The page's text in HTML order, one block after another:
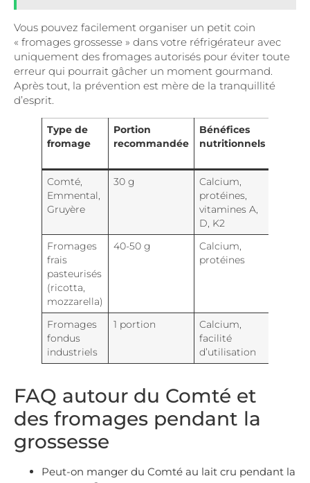
Vous pouvez facilement organiser un petit coin
« fromages grossesse » dans votre réfrigérateur avec
uniquement des fromages autorisés pour éviter toute
erreur qui pourrait gâcher un moment gourmand.
Après tout, la prévention est mère de la tranquillité
d’esprit.
Type de
fromage
Portion
recommandée
Bénéfices
nutritionnels
Comté,
Emmental,
Gruyère
30 g
Calcium,
protéines,
vitamines A,
D, K2
Fromages
frais
pasteurisés
(ricotta,
mozzarella)
40-50 g
Calcium,
protéines
Fromages
fondus
industriels
1 portion
Calcium,
facilité
d’utilisation
FAQ autour du Comté et
des fromages pendant la
grossesse
Peut-on manger du Comté au lait cru pendant la